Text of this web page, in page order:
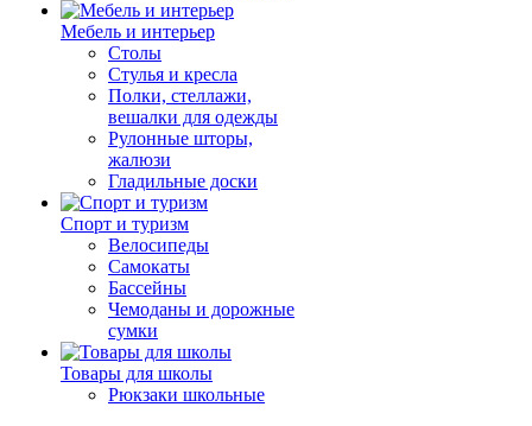
Мебель и интерьер
Столы
Стулья и кресла
Полки, стеллажи,
вешалки для одежды
Рулонные шторы,
жалюзи
Гладильные доски
Спорт и туризм
Велосипеды
Самокаты
Бассейны
Чемоданы и дорожные
сумки
Товары для школы
Рюкзаки школьные